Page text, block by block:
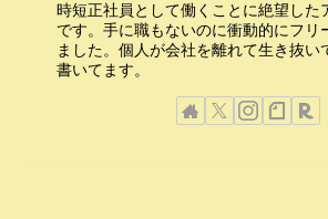
時短正社員として働くことに絶望した
です。手に職もないのに衝動的にフリ
ました。個人が会社を離れて生き抜い
書いてます。